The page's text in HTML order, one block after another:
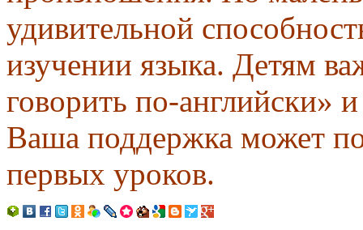
удивительной
изучении языка. Детям
говорить по-английски»
Ваша поддержка может
первых уроков.